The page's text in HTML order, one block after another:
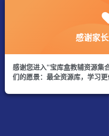
感谢家
感谢您进入“宝库盒教辅资源集
们的愿景：最全资源库，学习更